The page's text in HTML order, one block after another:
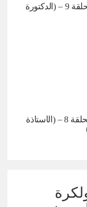
نون المنامة | الموسم الرابع – الحلقة 9 – (الدكتورة
نون المنامة | الموسم الرابع – الحلقة 8 – (الأستاذة